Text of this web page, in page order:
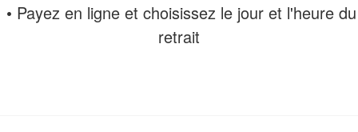
• Payez en ligne et choisissez le jour et l'heure du
retrait